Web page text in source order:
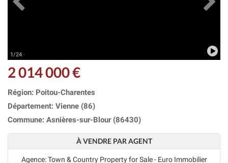
1/24 ·
2 014 000 €
Région: Poitou-Charentes
Département: Vienne (86)
Commune: Asnières-sur-Blour (86430)
À VENDRE PAR AGENT
Agence: Town & Country Property for Sale - Euro Immobilier